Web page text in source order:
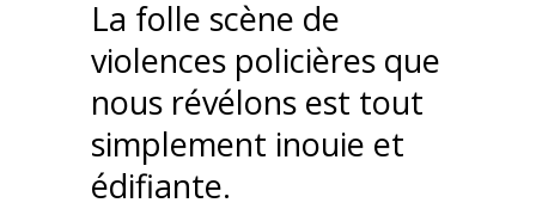
La folle scène de
violences policières que
nous révélons est tout
simplement inouie et
édifiante.